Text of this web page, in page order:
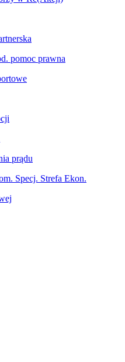
pomoc prawna
prądu
Specj. Strefa Ekon.